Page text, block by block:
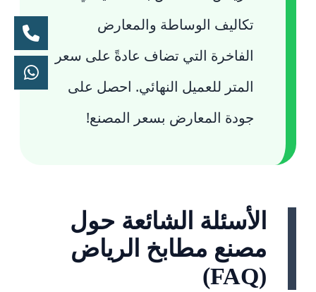
تكاليف الوساطة والمعارض
الفاخرة التي تضاف عادةً على سعر
المتر للعميل النهائي. احصل على
جودة المعارض بسعر المصنع!
الأسئلة الشائعة حول
مصنع مطابخ الرياض
(FAQ)